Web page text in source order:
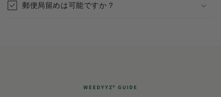
郵便局留めは可能ですか？
WEEDYYZ®︎ GUIDE